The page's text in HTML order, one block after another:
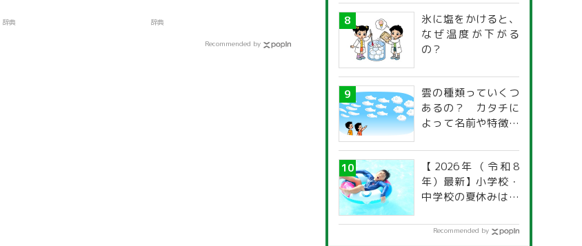
辞典 辞典
Recommended by
氷に塩をかけると、
なぜ温度が下がる
の？
雲の種類っていくつ
あるの？ カタチに
よって名前や特徴が
【2026年（令和8
年）最新】小学校・
中学校の夏休みはい
道府県別「夏季休暇
Recommended by